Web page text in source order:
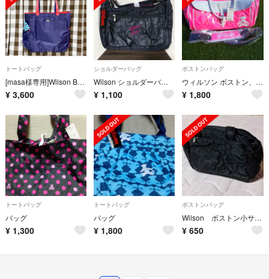
トートバッグ
[masa様専用]Wilson BEAR TOTE 11POCKETS BLRD
¥ 3,600
ショルダーバッグ
Wilson ショルダーバッグ
¥ 1,100
ボストンバッグ
ウィルソン ボストン、スポーツバック
¥ 1,800
トートバッグ
バッグ
¥ 1,300
トートバッグ
バッグ
¥ 1,800
ボストンバッグ
Wilson ボストン小サイズ
¥ 650